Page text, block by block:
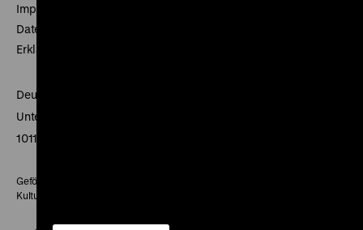
Impressum
Datenschutz
Erklärung digitale Barrierefreiheit
Deutsches Historisches Museum
Unter den Linden 2
10117 Berlin
Gefördert mit Mitteln des Beauftragten der Bundesregierung für
Kultur und Medien